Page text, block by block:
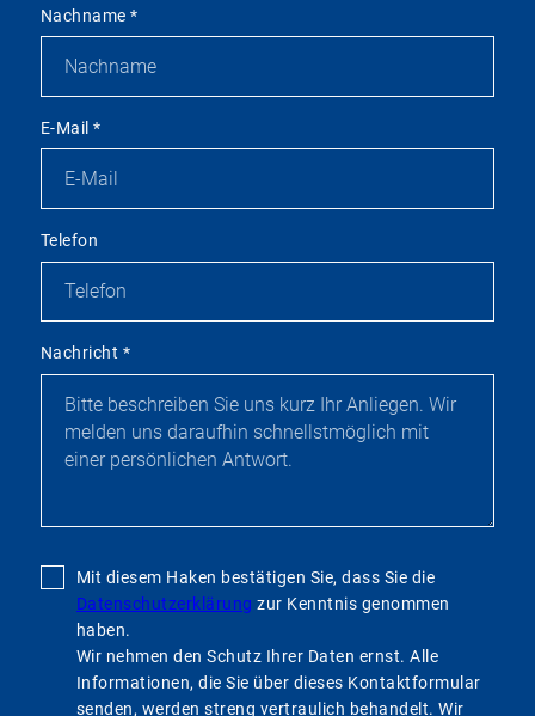
Nachname*
E-Mail*
Telefon
Nachricht *
Mit diesem Haken bestätigen Sie, dass Sie die
Datenschutzerklärung zur Kenntnis genommen
haben.
Wir nehmen den Schutz Ihrer Daten ernst. Alle
Informationen, die Sie über dieses Kontaktformular
senden, werden streng vertraulich behandelt. Wir